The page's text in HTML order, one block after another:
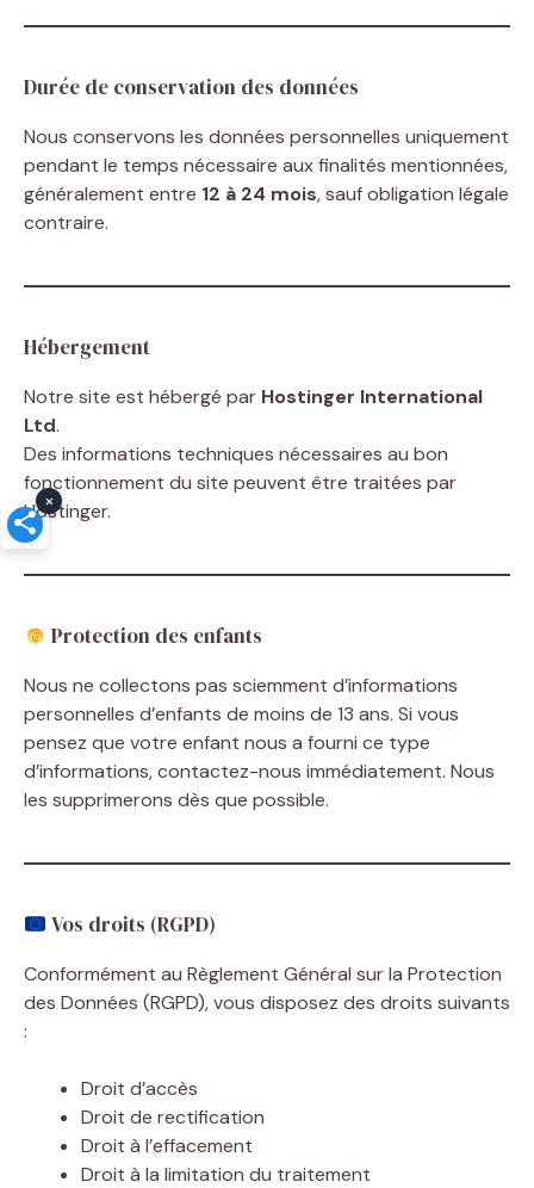
Durée de conservation des données
Nous conservons les données personnelles uniquement
pendant le temps nécessaire aux finalités mentionnées,
généralement entre 12 à 24 mois, sauf obligation légale
contraire.
Hébergement
Notre site est hébergé par Hostinger International
Ltd.
Des informations techniques nécessaires au bon
fonctionnement du site peuvent être traitées par
Hostinger.
Protection des enfants
Nous ne collectons pas sciemment d’informations
personnelles d’enfants de moins de 13 ans. Si vous
pensez que votre enfant nous a fourni ce type
d’informations, contactez-nous immédiatement. Nous
les supprimerons dès que possible.
Vos droits (RGPD)
Conformément au Règlement Général sur la Protection
des Données (RGPD), vous disposez des droits suivants
:
Droit d’accès
Droit de rectification
Droit à l’effacement
Droit à la limitation du traitement
×